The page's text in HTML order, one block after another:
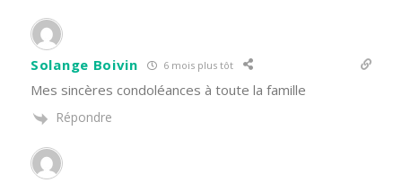
Solange Boivin 6 mois plus tôt
Mes sincères condoléances à toute la famille
Répondre